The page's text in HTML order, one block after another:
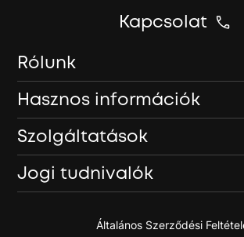
Kapcsolat
Rólunk
Hasznos információk
Szolgáltatások
Jogi tudnivalók
Általános Szerződési